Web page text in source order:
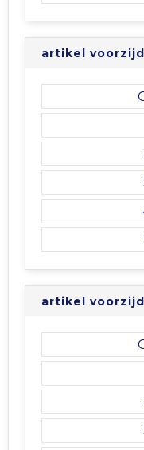
Trolleys
artikel
artikel